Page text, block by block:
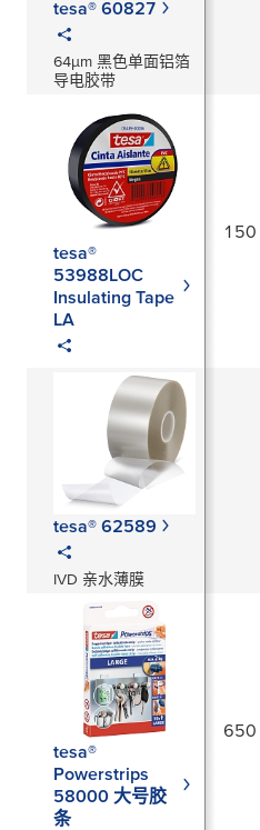
tesa® 60827
64μm 黑色单面铝箔
导电胶带
tesa®
53988LOC
Insulating Tape
LA
150
tesa® 62589
IVD 亲水薄膜
tesa®
Powerstrips
58000 大号胶
条
650